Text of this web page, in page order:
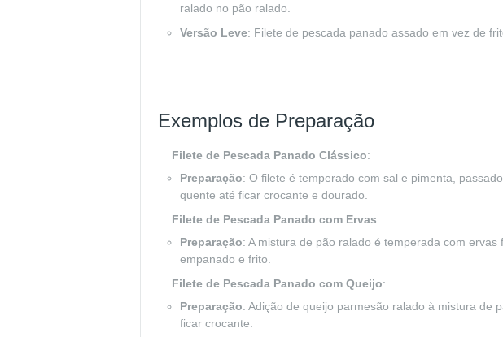
ralado no pão ralado.
Versão Leve: Filete de pescada panado assado em vez de
Exemplos de Preparação
Filete de Pescada Panado Clássico:
Preparação: O filete é temperado com sal e pimenta,
quente até ficar crocante e dourado.
Filete de Pescada Panado com Ervas:
Preparação: A mistura de pão ralado é temperada com
empanado e frito.
Filete de Pescada Panado com Queijo:
Preparação: Adição de queijo parmesão ralado à mistura de
ficar crocante.